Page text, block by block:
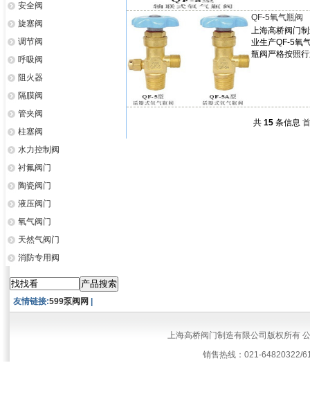
安全阀
旋塞阀
调节阀
呼吸阀
阻火器
隔膜阀
管夹阀
柱塞阀
水力控制阀
衬氟阀门
陶瓷阀门
液压阀门
氧气阀门
天然气阀门
消防专用阀
QF-5氧气瓶阀
上海高桥阀门
业生产QF-5氧
瓶阀严格按照
共15 条信息
友情链接:599泵阀网
上海高桥阀门制造有限公司版权所有
销售热线：021-64820322/